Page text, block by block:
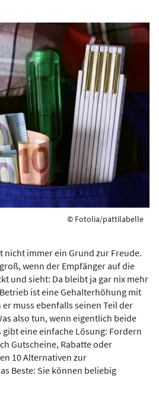
© Fotolia/pattilabelle
nicht immer ein Grund zur Freude.
wenn der Empfänger auf die
und sieht: Da bleibt ja gar nix mehr
ist eine Gehalterhöhung mit
muss ebenfalls seinen Teil der
also tun, wenn eigentlich beide
gibt eine einfache Lösung: Fordern
Gutscheine, Rabatte oder
10 Alternativen zur
Beste: Sie können beliebig